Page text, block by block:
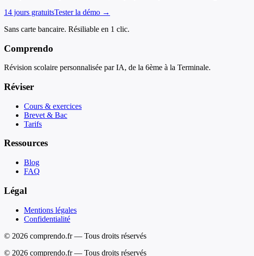
14 jours gratuitsTester la démo →
Sans carte bancaire. Résiliable en 1 clic.
Comprendo
Révision scolaire personnalisée par IA, de la 6ème à la Terminale.
Réviser
Cours & exercices
Brevet & Bac
Tarifs
Ressources
Blog
FAQ
Légal
Mentions légales
Confidentialité
© 2026 comprendo.fr — Tous droits réservés
© 2026 comprendo.fr — Tous droits réservés